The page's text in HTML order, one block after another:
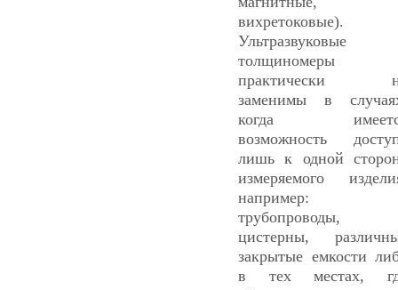
вихретоковые).
Ультразвуковые
толщиномеры
практически
заменимы в
когда
возможность
лишь к одной
измеряемого
например:
трубопроводы,
цистерны,
закрытые емкости
в тех местах,